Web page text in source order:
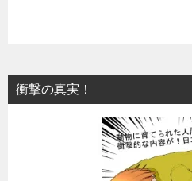
衝撃の真実！